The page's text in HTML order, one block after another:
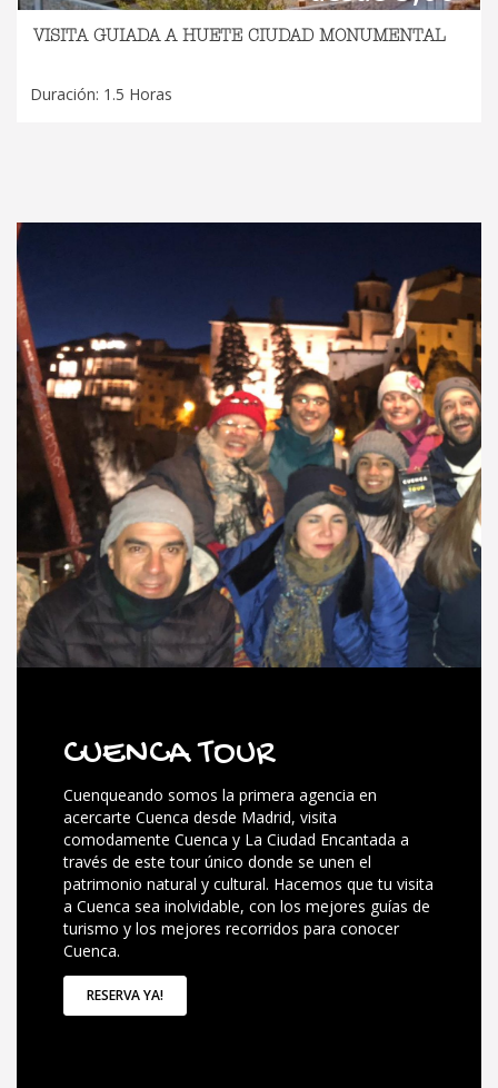
VISITA GUIADA A HUETE CIUDAD MONUMENTAL
Duración: 1.5 Horas
CUENCA TOUR
Cuenqueando somos la primera agencia en
acercarte Cuenca desde Madrid, visita
comodamente Cuenca y La Ciudad Encantada a
través de este tour único donde se unen el
patrimonio natural y cultural. Hacemos que tu visita
a Cuenca sea inolvidable, con los mejores guías de
turismo y los mejores recorridos para conocer
Cuenca.
RESERVA YA!